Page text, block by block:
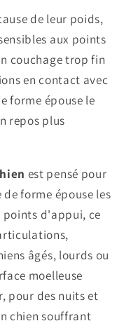
de leur poids,
aux points
couchage trop fin
en contact avec
forme épouse le
repos plus
est pensé pour
forme épouse les
points d'appui, ce
âgés, lourds ou
moelleuse
pour des nuits et
chien souffrant